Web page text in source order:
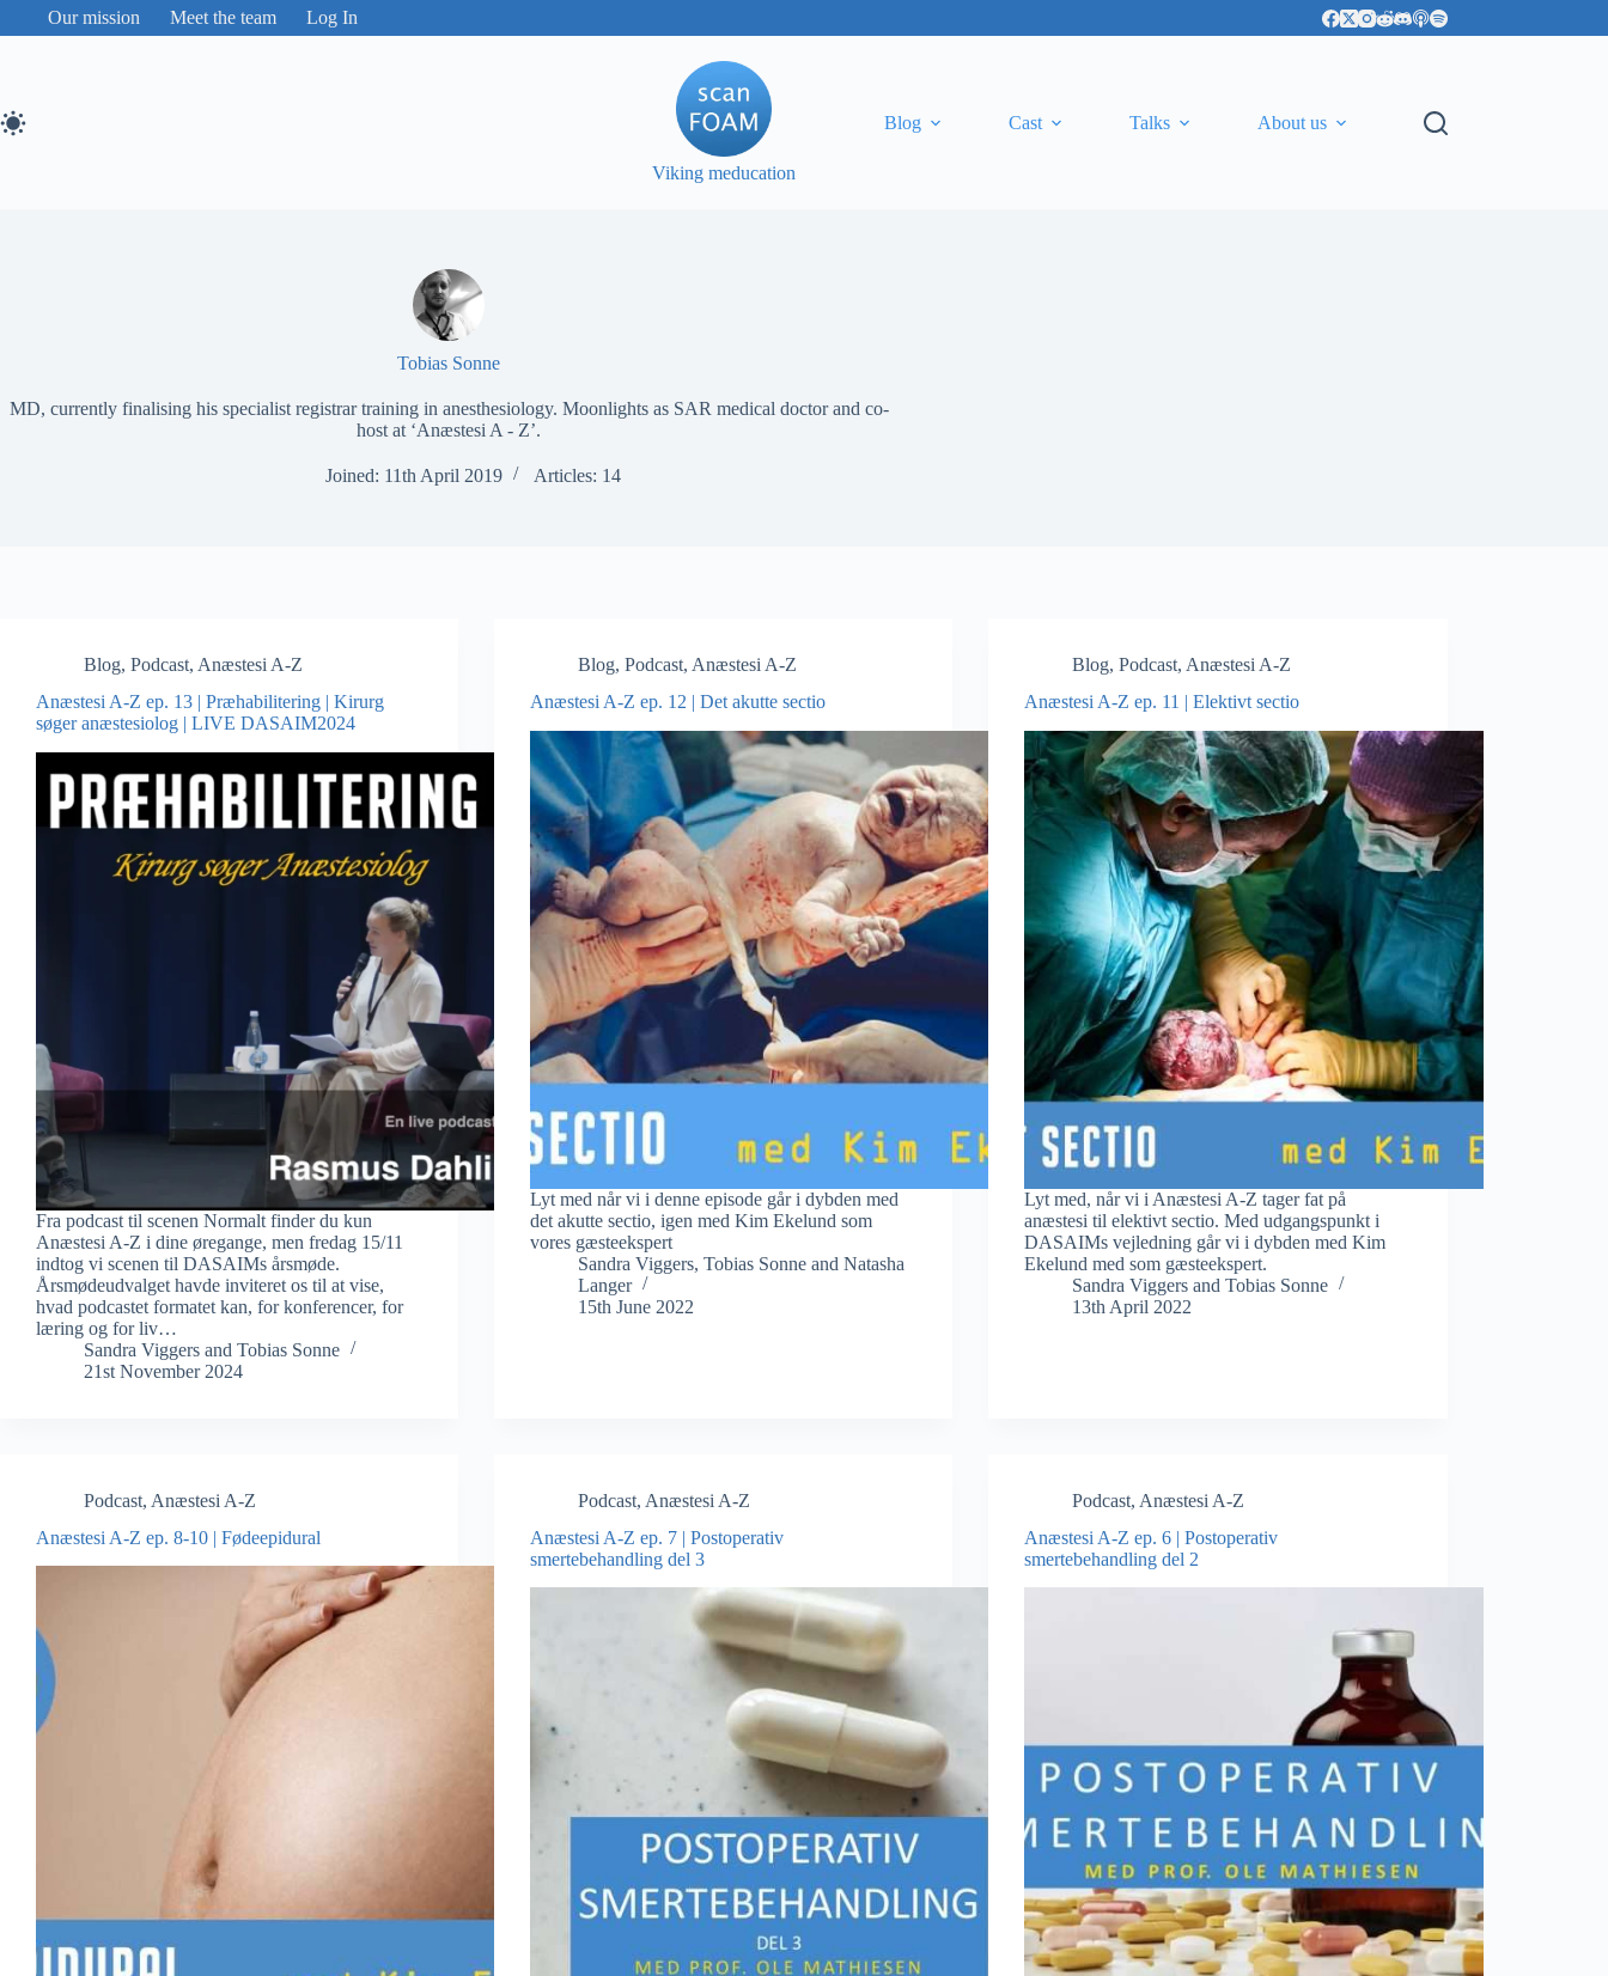
Our mission Meet the team Log In
Viking meducation
Blog Cast Talks About us
Tobias Sonne
MD, currently finalising his specialist registrar training in anesthesiology. Moonlights as SAR medical doctor and co-
host at ‘Anæstesi A - Z’.
Joined: 11th April 2019 Articles: 14
Blog, Podcast, Anæstesi A-Z
Anæstesi A-Z ep. 13 | Præhabilitering | Kirurg
søger anæstesiolog | LIVE DASAIM2024
Fra podcast til scenen Normalt finder du kun
Anæstesi A-Z i dine øregange, men fredag 15/11
indtog vi scenen til DASAIMs årsmøde.
Årsmødeudvalget havde inviteret os til at vise,
hvad podcastet formatet kan, for konferencer, for
læring og for liv…
Sandra Viggers and Tobias Sonne
21st November 2024
Blog,Podcast, Anæstesi A-Z
Anæstesi A-Z ep. 12 | Det akutte sectio
Lyt med når vi i denne episode går i dybden med
det akutte sectio, igen med Kim Ekelund som
vores gæsteekspert
Sandra Viggers,Tobias Sonne andNatasha
Langer
15th June 2022
Blog,Podcast, Anæstesi A-Z
Anæstesi A-Z ep. 11 | Elektivt sectio
Lyt med, når vi i Anæstesi A-Z tager fat på
anæstesi til elektivt sectio. Med udgangspunkt i
DASAIMs vejledning går vi i dybden med Kim
Ekelund med som gæsteekspert.
Sandra Viggers andTobias Sonne
13th April 2022
Podcast, Anæstesi A-Z
Anæstesi A-Z ep. 8-10 | Fødeepidural
Podcast, Anæstesi A-Z
Anæstesi A-Z ep. 7 | Postoperativ
smertebehandling del 3
Podcast, Anæstesi A-Z
Anæstesi A-Z ep. 6 | Postoperativ
smertebehandling del 2